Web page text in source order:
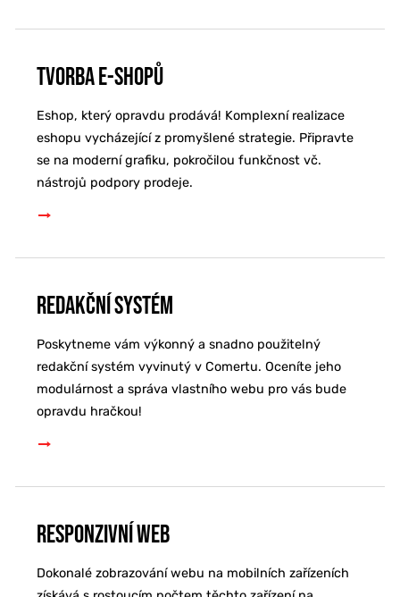
Tvorba e-shopů
Eshop, který opravdu prodává! Komplexní realizace
eshopu vycházející z promyšlené strategie. Připravte
se na moderní grafiku, pokročilou funkčnost vč.
nástrojů podpory prodeje.
Redakční systém
Poskytneme vám výkonný a snadno použitelný
redakční systém vyvinutý v Comertu. Oceníte jeho
modulárnost a správa vlastního webu pro vás bude
opravdu hračkou!
Responzivní web
Dokonalé zobrazování webu na mobilních zařízeních